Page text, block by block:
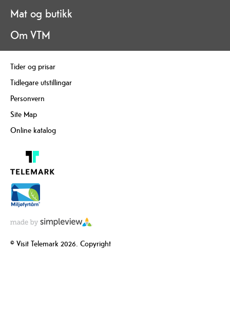
Mat og butikk
Om VTM
Tider og prisar
Tidlegare utstillingar
Personvern
Site Map
Online katalog
© Visit Telemark 2026. Copyright